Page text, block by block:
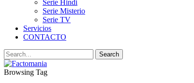
Serie Hindi
Serie Misterio
Serie TV
Servicios
CONTACTO
Browsing Tag